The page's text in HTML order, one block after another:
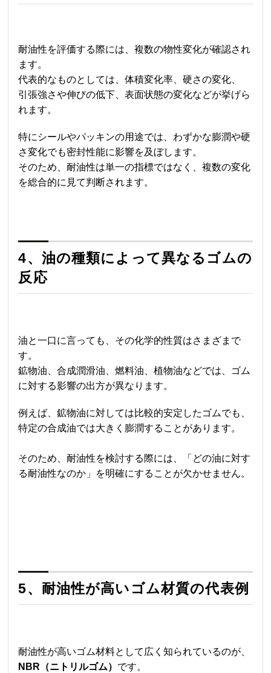
耐油性を評価する際には、複数の物性変化が確認され
ます。
代表的なものとしては、体積変化率、硬さの変化、
引張強さや伸びの低下、表面状態の変化などが挙げら
れます。
特にシールやパッキンの用途では、わずかな膨潤や硬
さ変化でも密封性能に影響を及ぼします。
そのため、耐油性は単一の指標ではなく、複数の変化
を総合的に見て判断されます。
4、油の種類によって異なるゴムの
反応
油と一口に言っても、その化学的性質はさまざまで
す。
鉱物油、合成潤滑油、燃料油、植物油などでは、ゴム
に対する影響の出方が異なります。
例えば、鉱物油に対しては比較的安定したゴムでも、
特定の合成油では大きく膨潤することがあります。
そのため、耐油性を検討する際には、「どの油に対す
る耐油性なのか」を明確にすることが欠かせません。
5、耐油性が高いゴム材質の代表例
耐油性が高いゴム材料として広く知られているのが、
NBR（ニトリルゴム） です。